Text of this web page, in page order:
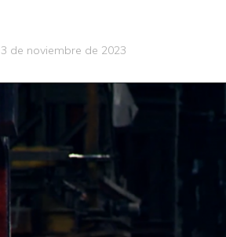
3 de noviembre de 2023